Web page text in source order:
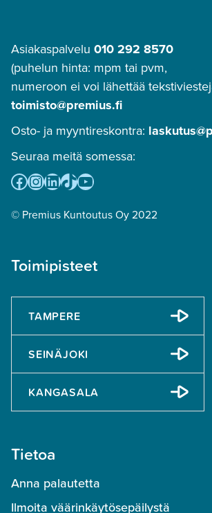
Asiakaspalvelu 010 292 8570
(puhelun hinta: mpm tai pvm,
numeroon ei voi lähettää
toimisto@premius.fi
Osto- ja myyntireskontra:
Seuraa meitä somessa:
Facebook
Instagram
LinkedIn
TikTok
YouTube
© Premius Kuntoutus Oy 2022
Toimipisteet
TAMPERE
SEINÄJOKI
KANGASALA
Tietoa
Anna palautetta
Ilmoita väärinkäytösepäilystä